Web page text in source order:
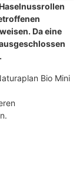
Da eine
Bio Mini